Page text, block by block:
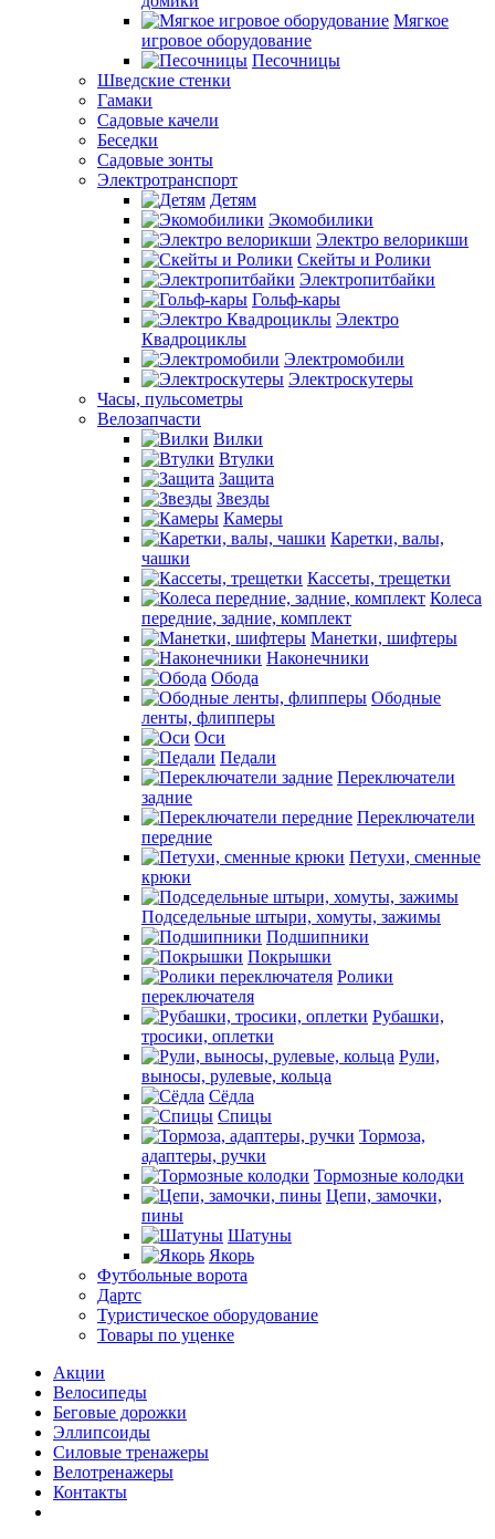
Мягкое
игровое оборудование
Песочницы
Шведские стенки
Гамаки
Садовые качели
Беседки
Садовые зонты
Электротранспорт
Детям
Экомобилики
Электро велорикши
Скейты и Ролики
Электропитбайки
Гольф-кары
Электро
Квадроциклы
Электромобили
Электроскутеры
Часы, пульсометры
Велозапчасти
Вилки
Втулки
Защита
Звезды
Камеры
Каретки, валы,
чашки
Кассеты, трещетки
Колеса
передние, задние, комплект
Манетки, шифтеры
Наконечники
Обода
Ободные
ленты, флипперы
Оси
Педали
Переключатели
задние
Переключатели
передние
Петухи, сменные
крюки
Подседельные штыри, хомуты, зажимы
Подшипники
Покрышки
Ролики
переключателя
Рубашки,
тросики, оплетки
Рули,
выносы, рулевые, кольца
Сёдла
Спицы
Тормоза,
адаптеры, ручки
Тормозные колодки
Цепи, замочки,
пины
Шатуны
Якорь
Футбольные ворота
Дартс
Туристическое оборудование
Товары по уценке
Акции
Велосипеды
Беговые дорожки
Эллипсоиды
Силовые тренажеры
Велотренажеры
Контакты